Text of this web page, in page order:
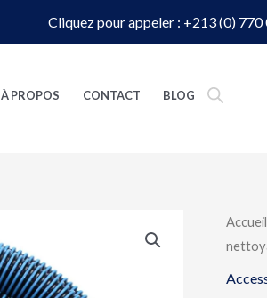
Cliquez pour appeler : +213 (0) 770
À PROPOS CONTACT BLOG
Accueil
de
Tuyau